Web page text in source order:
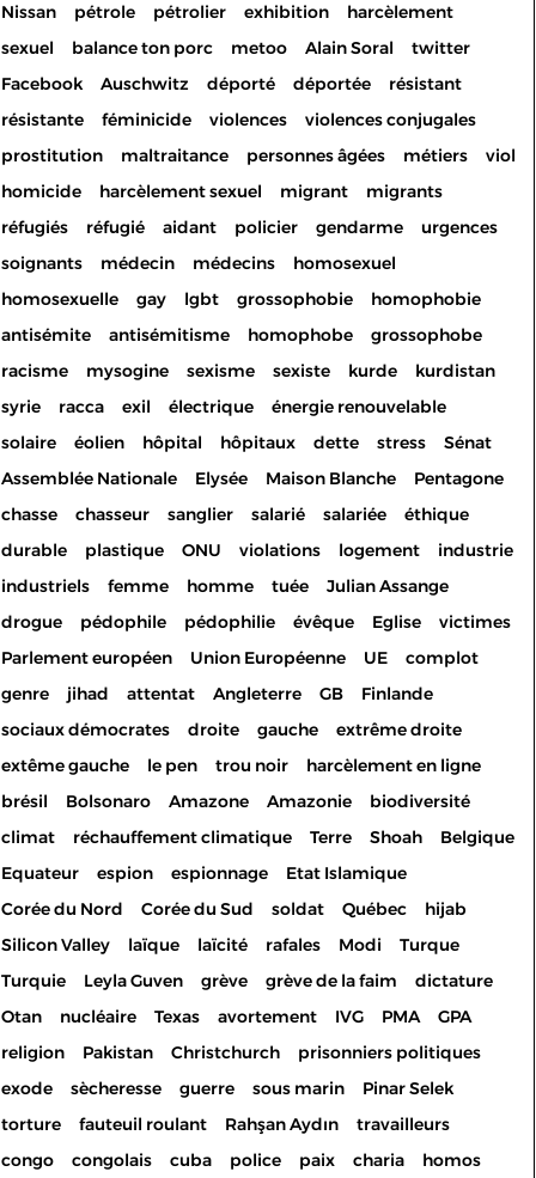
Nissan
pétrole pétrolier exhibition
harcèlement
sexuel
balance ton porc metoo Alain Soral
twitter
Facebook
Auschwitz déporté déportée
résistant
résistante
féminicide violences
violences conjugales
prostitution
maltraitance personnes âgées métiers
viol
homicide
harcèlement sexuel migrant
migrants
réfugiés
réfugié aidant policier gendarme
urgences
soignants
médecin médecins
homosexuel
homosexuelle
gay lgbt grossophobie
homophobie
antisémite
antisémitisme homophobe
grossophobe
racisme
mysogine sexisme sexiste kurde
kurdistan
syrie
racca exil électrique
énergie renouvelable
solaire
éolien hôpital hôpitaux dette stress
Sénat
Assemblée Nationale
Elysée Maison Blanche
Pentagone
chasse
chasseur sanglier salarié salariée
éthique
durable
plastique ONU violations logement
industrie
industriels
femme homme tuée
Julian Assange
drogue
pédophile pédophilie évêque Eglise
victimes
Parlement européen
Union Européenne UE
complot
genre
jihad attentat Angleterre GB
Finlande
sociaux démocrates
droite gauche
extrême droite
extême gauche
le pen trou noir
harcèlement en ligne
brésil
Bolsonaro Amazone Amazonie
biodiversité
climat
réchauffement climatique Terre Shoah
Belgique
Equateur
espion espionnage
Etat Islamique
Corée du Nord
Corée du Sud soldat Québec
hijab
Silicon Valley
laïque laïcité rafales Modi
Turque
Turquie
Leyla Guven grève grève de la faim
dictature
Otan
nucléaire Texas avortement IVG PMA
GPA
religion
Pakistan Christchurch
prisonniers politiques
exode
sècheresse guerre sous marin
Pinar Selek
torture
fauteuil roulant Rahşan Aydın
travailleurs
congo
congolais cuba police paix charia
homos